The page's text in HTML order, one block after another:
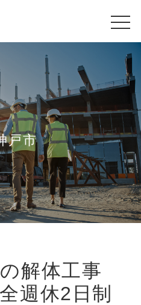
戸市
解体工事
週休2日制